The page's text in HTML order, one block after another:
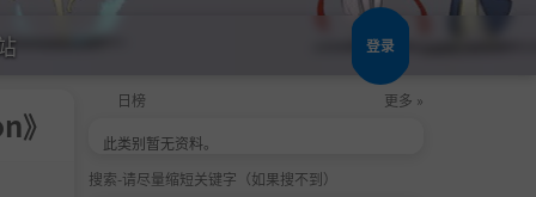
登录
日榜 更多 »
此类别暂无资料。
搜索-请尽量缩短关键字（如果搜不到）